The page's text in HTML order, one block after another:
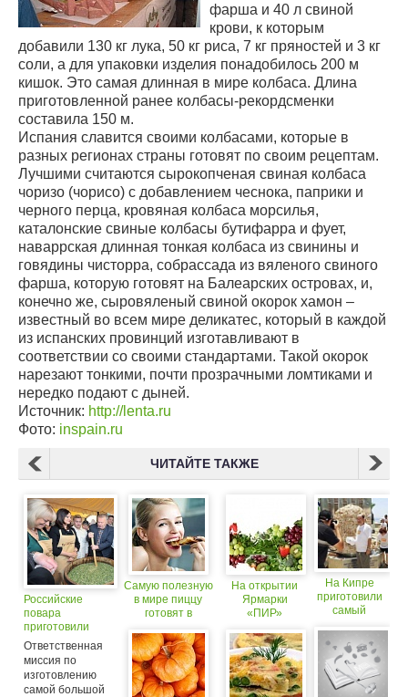
фарша и 40 л свиной
крови, к которым
добавили 130 кг лука, 50 кг риса, 7 кг пряностей и 3 кг
соли, а для упаковки изделия понадобилось 200 м
кишок. Это самая длинная в мире колбаса. Длина
приготовленной ранее колбасы-рекордсменки
составила 150 м.
Испания славится своими колбасами, которые в
разных регионах страны готовят по своим рецептам.
Лучшими считаются сырокопченая свиная колбаса
чоризо (чорисо) с добавлением чеснока, паприки и
черного перца, кровяная колбаса морсилья,
каталонские свиные колбасы бутифарра и фует,
наваррская длинная тонкая колбаса из свинины и
говядины чисторра, собрассада из вяленого свиного
фарша, которую готовят на Балеарских островах, и,
конечно же, сыровяленый свиной окорок хамон –
известный во всем мире деликатес, который в каждой
из испанских провинций изготавливают в
соответствии со своими стандартами. Такой окорок
нарезают тонкими, почти прозрачными ломтиками и
нередко подают с дыней.
Источник: http://lenta.ru
Фото: inspain.ru
ЧИТАЙТЕ ТАКЖЕ
Российские
повара
приготовили
самую большую
Ответственная
миссия по
изготовлению
самой большой
Самую полезную
в мире пиццу
готовят в
На открытии
Ярмарки
«ПИР»
самую
большую в
мире карту
России из еды
На Кипре
приготовили
самый
из курицы